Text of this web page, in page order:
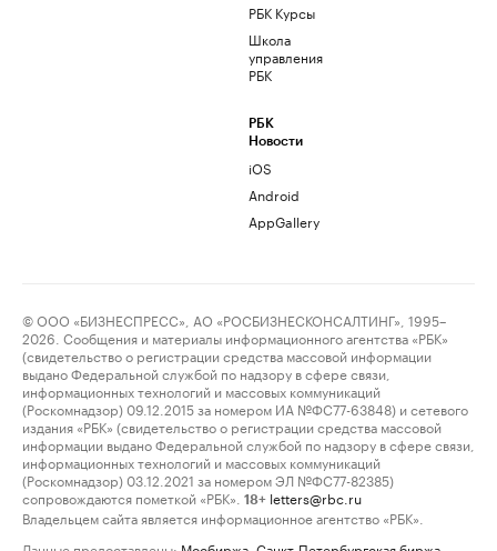
РБК Курсы
Школа
управления
РБК
РБК
Новости
iOS
Android
AppGallery
© ООО «БИЗНЕСПРЕСС», АО «РОСБИЗНЕСКОНСАЛТИНГ», 1995–
2026. Сообщения и материалы информационного агентства «РБК»
(свидетельство о регистрации средства массовой информации
выдано Федеральной службой по надзору в сфере связи,
информационных технологий и массовых коммуникаций
(Роскомнадзор) 09.12.2015 за номером ИА №ФС77-63848) и сетевого
издания «РБК» (свидетельство о регистрации средства массовой
информации выдано Федеральной службой по надзору в сфере связи,
информационных технологий и массовых коммуникаций
(Роскомнадзор) 03.12.2021 за номером ЭЛ №ФС77-82385)
сопровождаются пометкой «РБК».
18+ letters@rbc.ru
Владельцем сайта является информационное агентство «РБК».